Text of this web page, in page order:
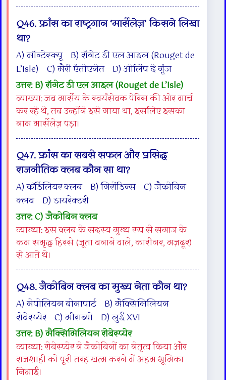
Q46. फ्रांस का राष्ट्रगान ‘मार्सेलेज़’ किसने लिखा
था?
A) मॉन्टेस्क्यू B) रॉगेट डी एल आइल (Rouget de
L’Isle) C) मैरी एंतोएनेत D) ओलिंप दे गूंज
उत्तर: B) रॉगेट डी एल आइल (Rouget de L’Isle)
व्याख्या: जब मार्सेय के स्वयंसेवक पेरिस की ओर मार्च
कर रहे थे, तब उन्होंने इसे गाया था, इसलिए इसका
नाम मार्सेलेज़ पड़ा।
Q47. फ्रांस का सबसे सफल और प्रसिद्ध
राजनीतिक क्लब कौन सा था?
A) कॉर्डेलियर क्लब B) गिरोंडिन्स C) जैकोबिन
क्लब D) डायरेक्टरी
उत्तर: C) जैकोबिन क्लब
व्याख्या: इस क्लब के सदस्य मुख्य रूप से समाज के
कम समृद्ध हिस्से (जूता बनाने वाले, कारीगर, मज़दूर)
से आते थे।
Q48. जैकोबिन क्लब का मुख्य नेता कौन था?
A) नेपोलियन बोनापार्ट B) मैक्सिमिलियन
रोबेस्प्येर C) मीराब्यो D) लुई XVI
उत्तर: B) मैक्सिमिलियन रोबेस्प्येर
व्याख्या: रोबेस्प्येर ने जैकोबिनों का नेतृत्व किया और
राजशाही को पूरी तरह खत्म करने में अहम भूमिका
निभाई।